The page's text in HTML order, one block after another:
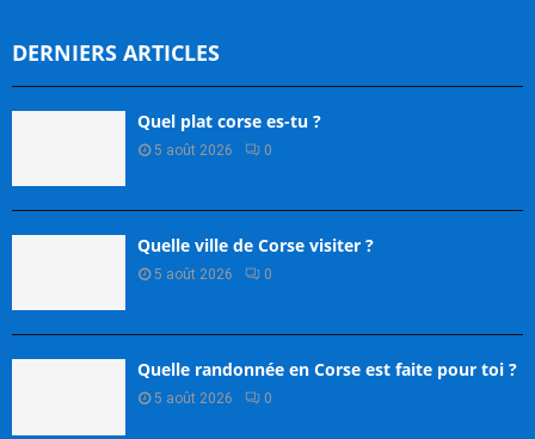
DERNIERS ARTICLES
Quel plat corse es-tu ?
5 août 2026 0
Quelle ville de Corse visiter ?
5 août 2026 0
Quelle randonnée en Corse est faite pour toi ?
5 août 2026 0